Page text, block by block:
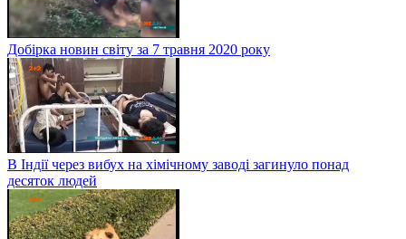
Добірка новин світу за 7 травня 2020 року
В Індії через вибух на хімічному заводі загинуло понад
десяток людей